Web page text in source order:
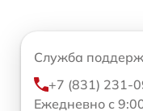
Служба
+7 (831) 231-
Ежедневно с